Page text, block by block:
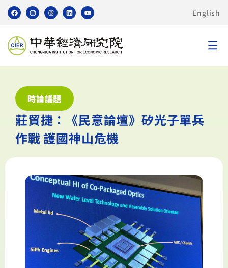
English
時論議題
莊貿捷：《民意論壇》矽光子單兵
作戰 護國神山危機